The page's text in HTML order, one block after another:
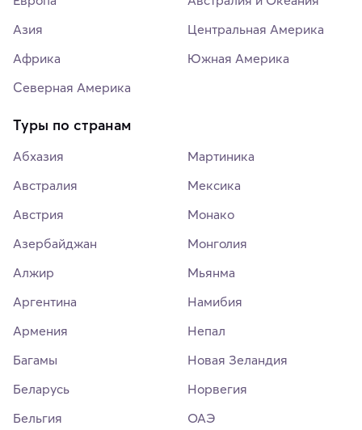
Азия
Африка
Северная Америка
Центральная Америка
Южная Америка
Туры по странам
Абхазия
Австралия
Австрия
Азербайджан
Алжир
Аргентина
Армения
Багамы
Беларусь
Бельгия
Мартиника
Мексика
Монако
Монголия
Мьянма
Намибия
Непал
Новая Зеландия
Норвегия
ОАЭ